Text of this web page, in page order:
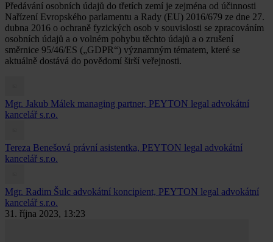
Předávání osobních údajů do třetích zemí je zejména od účinnosti
Nařízení Evropského parlamentu a Rady (EU) 2016/679 ze dne 27.
dubna 2016 o ochraně fyzických osob v souvislosti se zpracováním
osobních údajů a o volném pohybu těchto údajů a o zrušení
směrnice 95/46/ES („GDPR“) významným tématem, které se
aktuálně dostává do povědomí širší veřejnosti.
Mgr. Jakub Málek managing partner, PEYTON legal advokátní
kancelář s.r.o.
Tereza Benešová právní asistentka, PEYTON legal advokátní
kancelář s.r.o.
Mgr. Radim Šulc advokátní koncipient, PEYTON legal advokátní
kancelář s.r.o.
31. října 2023, 13:23